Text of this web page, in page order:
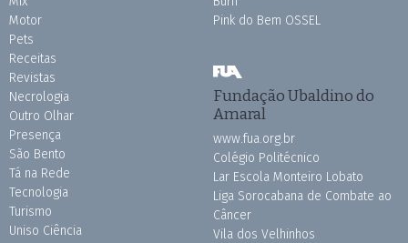
Motor
Pets
Receitas
Revistas
Necrologia
Outro Olhar
Presença
São Bento
Tá na Rede
Tecnologia
Turismo
Uniso Ciência
Pink do Bem OSSEL
Fundação Ubaldino do
Amaral
www.fua.org.br
Colégio Politécnico
Lar Escola Monteiro Lobato
Liga Sorocabana de Combate ao
Câncer
Vila dos Velhinhos